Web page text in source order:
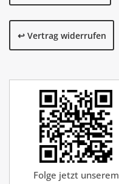
↩️ Vertrag widerrufen
Folge jetzt unserem